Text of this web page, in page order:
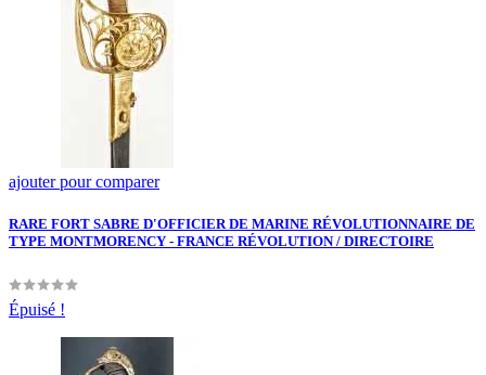
ajouter pour comparer
RARE FORT SABRE D'OFFICIER DE MARINE RÉVOLUTIONNAIRE DE
TYPE MONTMORENCY - FRANCE RÉVOLUTION / DIRECTOIRE
Épuisé !